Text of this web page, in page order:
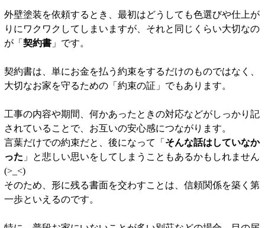
外壁塗装を依頼するとき、最初はどうしても色選びや仕上が
りにワクワクしてしまいますが、それと同じくらい大切なの
が「 契約書 」です。
契約書は、単にお金を払う約束をするだけのものではなく、
大切なお家を守るための「約束の証」でもあります。
工事の内容や期間、何かあったときの対応などがしっかり記
されていることで、お互いの安心感につながります。
言葉だけでの約束だと、後になって「 そんな話はしていなか
った 」と悲しい思いをしてしまうこともあるかもしれません
(>_<)
そのため、形に残る書面を交わすことは、信頼関係を築く第
一歩といえるのです。